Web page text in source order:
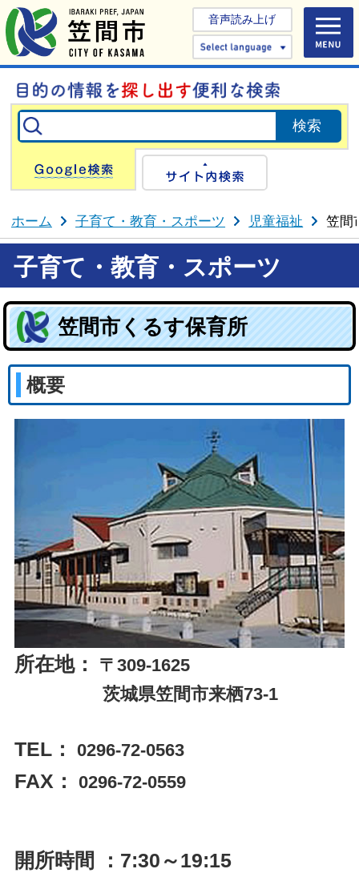
音声読み上げ
Select
Google検索
ホーム 子育て・教育・スポーツ 児童福祉 笠間
子育て・教育・スポーツ
笠間市くるす保育所
概要
所在地：
〒309-1625
茨城県笠間市来栖73-1
TEL： 0296-72-0563
FAX： 0296-72-0559
開所時間 ：7:30～19:15